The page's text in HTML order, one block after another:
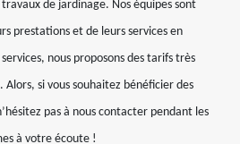
de jardinage. Nos équipes sont
prestations et de leurs services en
nous proposons des tarifs très
si vous souhaitez bénéficier des
pas à nous contacter pendant les
à votre écoute !